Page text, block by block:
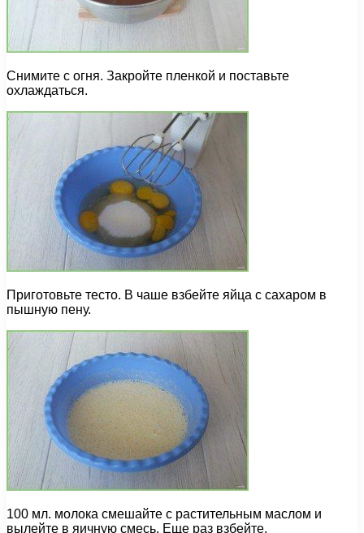
Снимите с огня. Закройте пленкой и поставьте
охлаждаться.
Приготовьте тесто. В чаше взбейте яйца с сахаром в
пышную пену.
100 мл. молока смешайте с растительным маслом и
вылейте в яичную смесь. Еще раз взбейте.